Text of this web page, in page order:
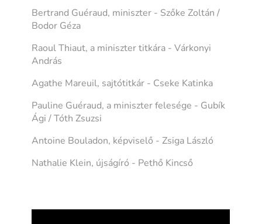
Bertrand Guéraud, miniszter - Szőke Zoltán /
Bodor Géza
Raoul Thiaut, a miniszter titkára - Várkonyi
András
Agathe Mareuil, sajtótitkár - Cseke Katinka
Pauline Guéraud, a miniszter felesége - Gubík
Ági / Tóth Zsuzsi
Antoine Bouladon, képviselő - Zsiga László
Nathalie Klein, újságíró - Pethő Kincső